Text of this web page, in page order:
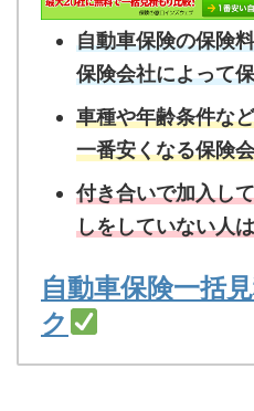
自動車保険の保険
保険会社によって
車種や年齢条件な
一番安くなる保険
付き合いで加入し
しをしていない人
自動車保険一括
ク